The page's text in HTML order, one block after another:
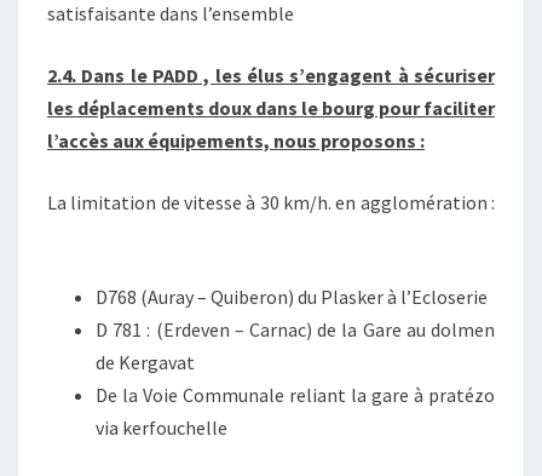
satisfaisante dans l’ensemble
2.4. Dans le PADD , les élus s’engagent à sécuriser
les déplacements doux dans le bourg pour faciliter
l’accès aux équipements, nous proposons :
La limitation de vitesse à 30 km/h. en agglomération :
D768 (Auray – Quiberon) du Plasker à l’Ecloserie
D 781 : (Erdeven – Carnac) de la Gare au dolmen
de Kergavat
De la Voie Communale reliant la gare à pratézo
via kerfouchelle